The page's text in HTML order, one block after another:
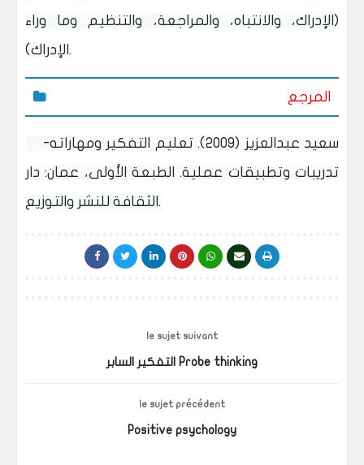
(الإدراك، والانتباه، والمراجعة، والتنظيم وما وراء
الإدراك).
المرجع
سعيد عبدالعزيز (2009). تعليم التفكير ومهاراته-
تدريبات وتطبيقات عملية. الطبعة الأولى، عمان: دار
الثقافة للنشر والتوزيع.
le sujet suivant
التفكير السابر Probe thinking
le sujet précédent
Positive psychology